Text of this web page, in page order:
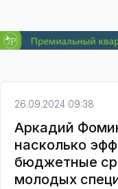
26.09.2024 09:38
Аркадий
насколько
бюджетные
молодых